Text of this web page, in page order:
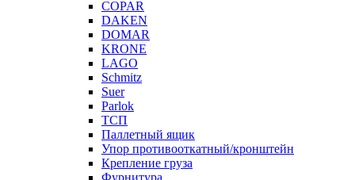
COPAR
DAKEN
DOMAR
KRONE
LAGO
Schmitz
Suer
Parlok
ТСП
Паллетный ящик
Упор противооткатный/кронштейн
Крепление груза
Фурнитура